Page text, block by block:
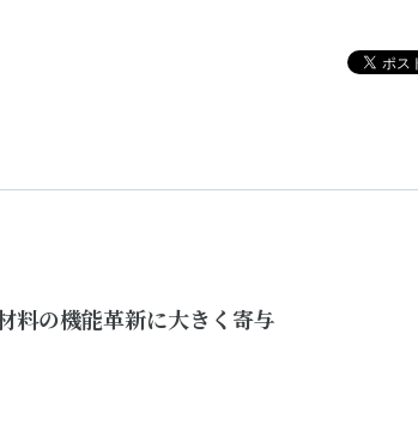
料の機能革新に大きく寄与